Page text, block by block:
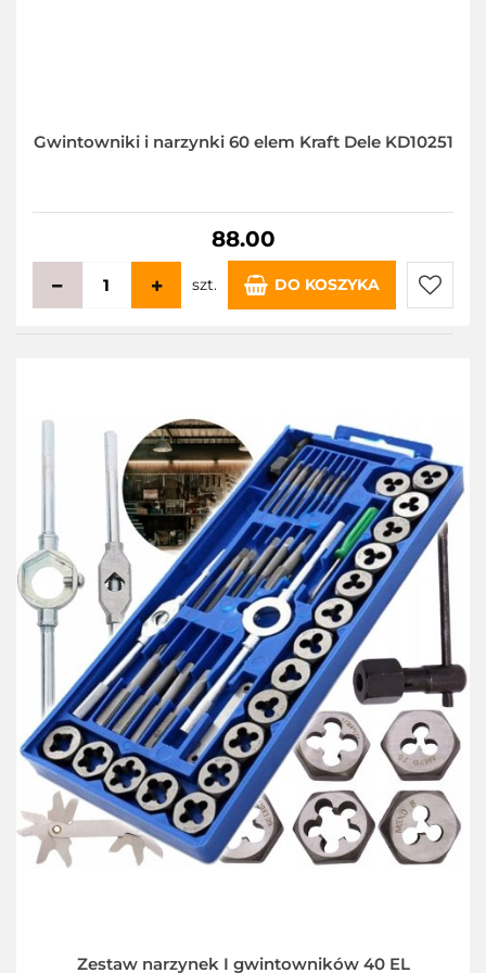
Gwintowniki i narzynki 60 elem Kraft Dele KD10251
88.00
szt. DO KOSZYKA
Do
Zestaw narzynek I gwintowników 40 EL